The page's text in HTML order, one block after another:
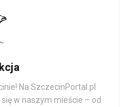
Na SzczecinPortal.pl
w naszym mieście – od